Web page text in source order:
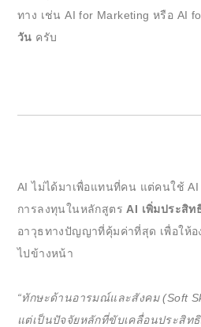
ทาง เช่น AI for Marketing หรือ AI
วัน ครับ
AI ไม่ได้มาเพื่อแทนที่คน แต่คนใช้
การลงทุนในหลักสูตร AI เพิ่มประสิท
อาวุธทางปัญญาที่คุ้มค่าที่สุด เพื่อให้
ไปข้างหน้า
“ทักษะด้านอารมณ์และสังคม (Soft
แต่เป็นปัจจัยหลักที่ขับเคลื่อนประสิท